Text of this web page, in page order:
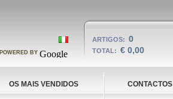
POWERED BY
ARTIGOS: 0
TOTAL: € 0,00
OS MAIS VENDIDOS CONTACTOS